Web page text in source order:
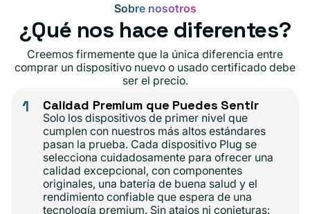
Sobre nosotros
¿Qué nos hace diferentes?
Creemos firmemente que la única diferencia entre
comprar un dispositivo nuevo o usado certificado debe
ser el precio.
1 Calidad Premium que Puedes Sentir
Solo los dispositivos de primer nivel que
cumplen con nuestros más altos estándares
pasan la prueba. Cada dispositivo Plug se
selecciona cuidadosamente para ofrecer una
calidad excepcional, con componentes
originales, una batería de buena salud y el
rendimiento confiable que espera de una
tecnología premium. Sin atajos ni conjeturas: